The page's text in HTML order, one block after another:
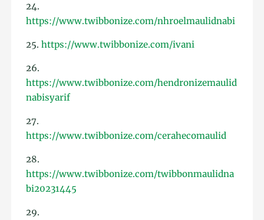
24.
https://www.twibbonize.com/nhroelmaulidnabi
25.https://www.twibbonize.com/ivani
26.
https://www.twibbonize.com/hendronizemaulid
nabisyarif
27.
https://www.twibbonize.com/cerahecomaulid
28.
https://www.twibbonize.com/twibbonmaulidna
bi20231445
29.